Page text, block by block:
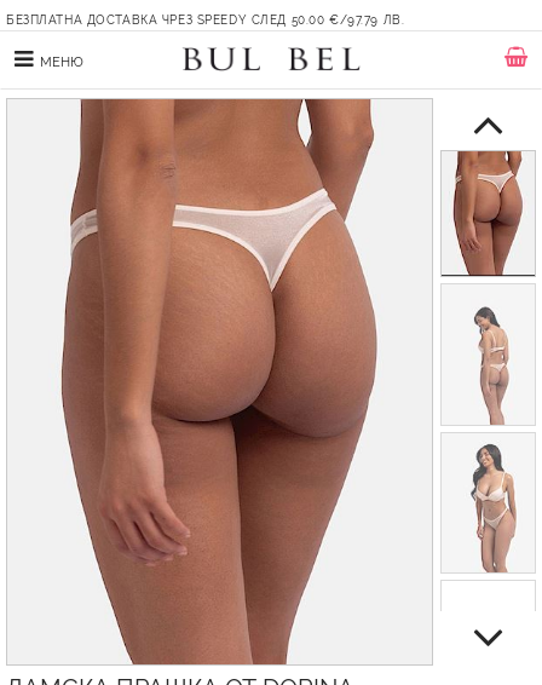
БЕЗПЛАТНА ДОСТАВКА ЧРЕЗ SPEEDY СЛЕД 50.00 €/97.79 ЛВ.
МЕНЮ